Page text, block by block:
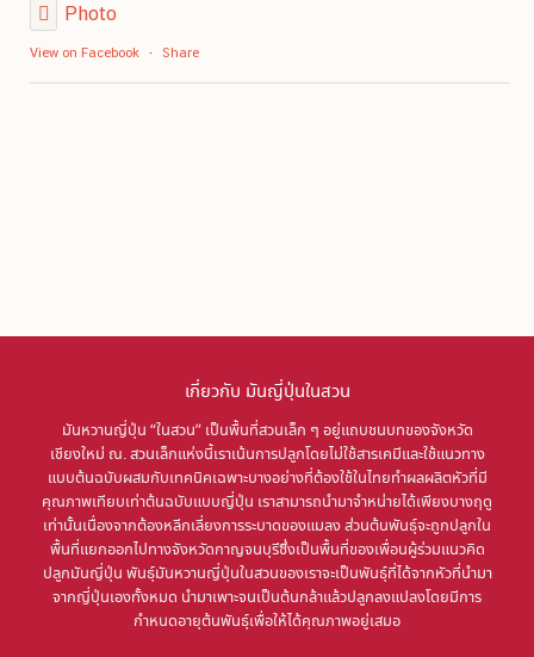
Photo
View on Facebook · Share
เกี่ยวกับ มันญี่ปุ่นในสวน
มันหวานญี่ปุ่น “ในสวน” เป็นพื้นที่สวนเล็ก ๆ อยู่แถบชนบทของจังหวัด
เชียงใหม่ ณ. สวนเล็กแห่งนี้เราเน้นการปลูกโดยไม่ใช้สารเคมีและใช้แนวทาง
แบบต้นฉบับผสมกับเทคนิคเฉพาะบางอย่างที่ต้องใช้ในไทยทำผลผลิตหัวที่มี
คุณภาพเทียบเท่าต้นฉบับแบบญี่ปุ่น เราสามารถนำมาจำหน่ายได้เพียงบางฤดู
เท่านั้นเนื่องจากต้องหลีกเลี่ยงการระบาดของแมลง ส่วนต้นพันธุ์จะถูกปลูกใน
พื้นที่แยกออกไปทางจังหวัดกาญจนบุรีซึ่งเป็นพื้นที่ของเพื่อนผู้ร่วมแนวคิด
ปลูกมันญี่ปุ่น พันธุ์มันหวานญี่ปุ่นในสวนของเราจะเป็นพันธุ์ที่ได้จากหัวที่นำมา
จากญี่ปุ่นเองทั้งหมด นำมาเพาะจนเป็นต้นกล้าแล้วปลูกลงแปลงโดยมีการ
กำหนดอายุต้นพันธุ์เพื่อให้ได้คุณภาพอยู่เสมอ